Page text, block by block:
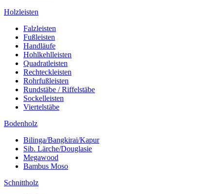
Holzleisten
Falzleisten
Fußleisten
Handläufe
Hohlkehlleisten
Quadratleisten
Rechteckleisten
Rohrfußleisten
Rundstäbe / Riffelstäbe
Sockelleisten
Viertelstäbe
Bodenholz
Bilinga/Bangkirai/Kapur
Sib. Lärche/Douglasie
Megawood
Bambus Moso
Schnittholz